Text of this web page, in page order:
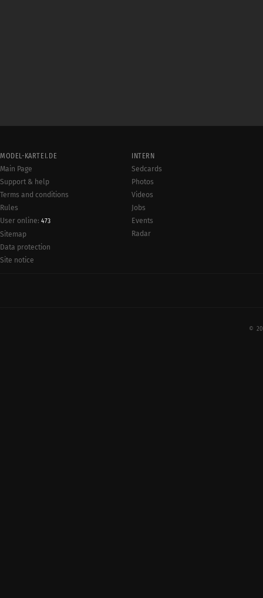
MODEL-KARTEI.DE
Main Page
Support & help
Terms and conditions
Rules
User online: 473
Sitemap
Data protection
Site notice
INTERN
Sedcards
Photos
Videos
Jobs
Events
Radar
©